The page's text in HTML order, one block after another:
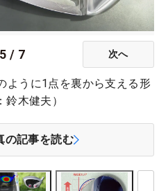
5 / 7 次へ
ように1点を裏から支える形
木健夫）
の記事を読む